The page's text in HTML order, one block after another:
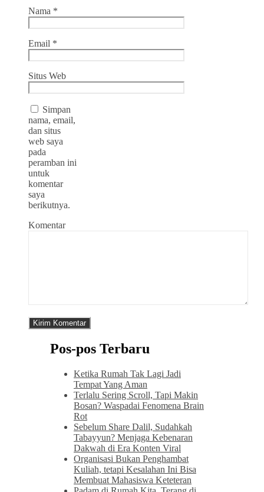
Nama *
Email *
Situs Web
Simpan
nama, email,
dan situs
web saya
pada
peramban ini
untuk
komentar
saya
berikutnya.
Komentar
Pos-pos Terbaru
Ketika Rumah Tak Lagi Jadi
Tempat Yang Aman
Terlalu Sering Scroll, Tapi Makin
Bosan? Waspadai Fenomena Brain
Rot
Sebelum Share Dalil, Sudahkah
Tabayyun? Menjaga Kebenaran
Dakwah di Era Konten Viral
Organisasi Bukan Penghambat
Kuliah, tetapi Kesalahan Ini Bisa
Membuat Mahasiswa Keteteran